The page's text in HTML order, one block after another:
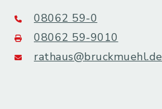
08062 59-0
08062 59-9010
rathaus@bruckmuehl.de